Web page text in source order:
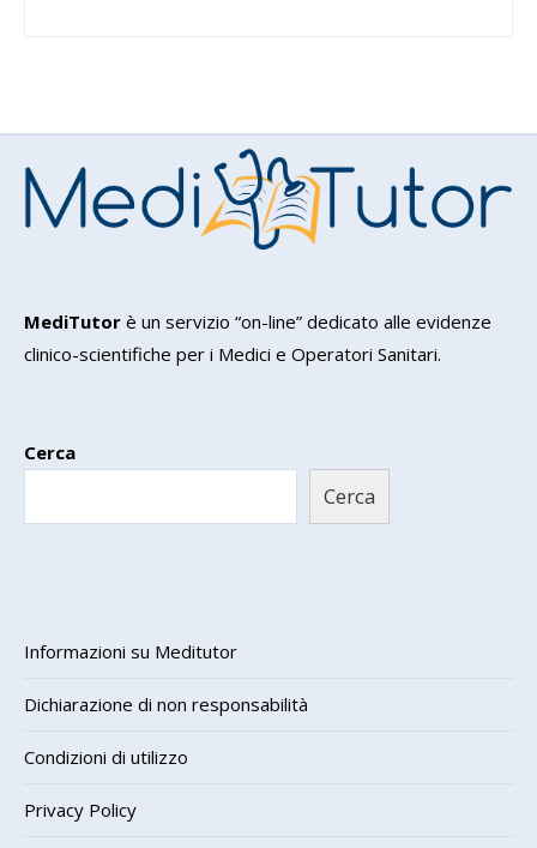
MediTutor è un servizio “on-line” dedicato alle evidenze
clinico-scientifiche per i Medici e Operatori Sanitari.
Cerca
Cerca
Informazioni su Meditutor
Dichiarazione di non responsabilità
Condizioni di utilizzo
Privacy Policy